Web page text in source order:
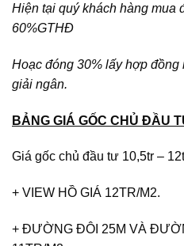
Hiện tại quý khách hàng mua
60%GTHĐ
Hoạc đóng 30% lấy hợp
giải ngân.
BẢNG GIÁ GỐC CHỦ ĐẦU
Giá gốc chủ đầu tư 10,5tr –
+ VIEW HỒ GIÁ 12TR/M2.
+ ĐƯỜNG ĐÔI 25M VÀ